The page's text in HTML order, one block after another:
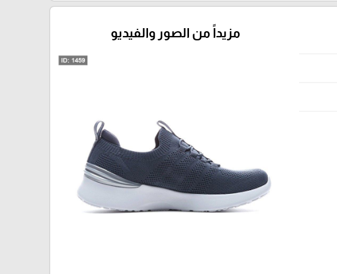
مزيداً من الصور والفيديو